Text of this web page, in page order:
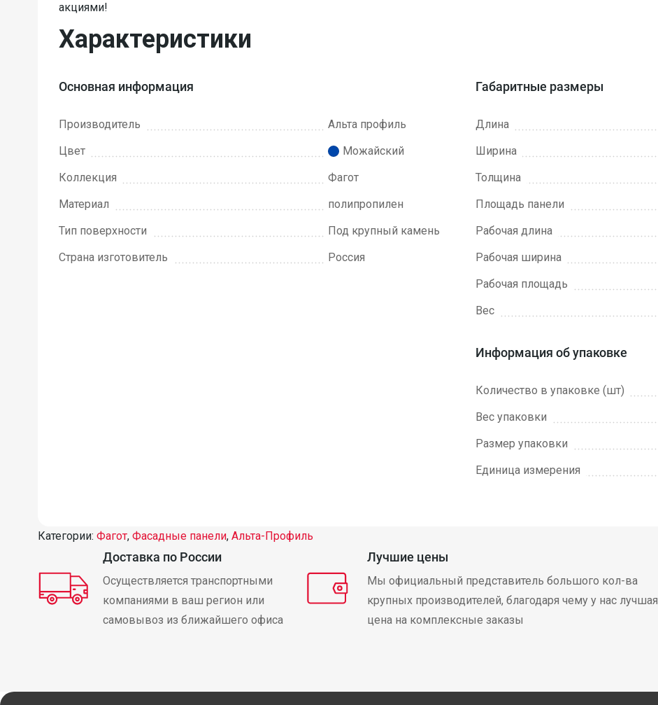
акциями!
Характеристики
Основная информация
Производитель
Альта профиль
Цвет
Можайский
Коллекция
Фагот
Материал
полипропилен
Тип поверхности
Под крупный камень
Страна изготовитель
Россия
Габаритные размеры
Длина
Ширина
Толщина
Площадь панели
Рабочая длина
Рабочая ширина
Рабочая площадь
Вес
Информация об упаковке
Количество в упаковке (шт)
Вес упаковки
Размер упаковки
Единица измерения
Категории: Фагот, Фасадные панели, Альта-Профиль
Доставка по России
Осуществляется транспортными
компаниями в ваш регион или
самовывоз из ближайшего офиса
Лучшие цены
Мы официальный представитель большого кол-ва
крупных производителей, благодаря чему у нас лучшая
цена на комплексные заказы